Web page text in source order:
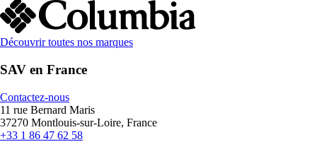
Découvrir toutes nos marques
SAV en France
Contactez-nous
11 rue Bernard Maris
37270 Montlouis-sur-Loire, France
+33 1 86 47 62 58